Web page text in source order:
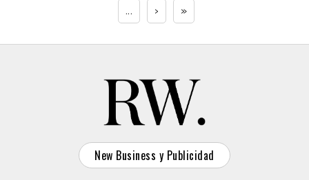
...
› »
New Business y Publicidad